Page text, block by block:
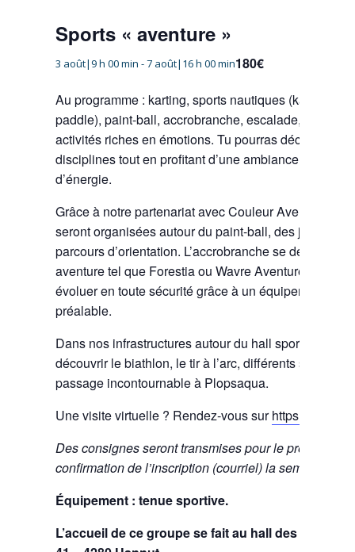
Sports « aventure »
3 août|9 h 00 min -7 août|16 h 00 min180€
Au programme : karting, sports nautiques (kayak,
paddle), paint-ball, accrobranche, escalade, VTT et
activités riches en émotions. Tu pourras découvrir
disciplines tout en profitant d’une ambiance
d’énergie.
Grâce à notre partenariat avec Couleur Aventure,
seront organisées autour du paint-ball, des jeux de
parcours d’orientation. L’accrobranche se déroulera
aventure tel que Forestia ou Wavre Aventures, où
évoluer en toute sécurité grâce à un équipement
préalable.
Dans nos infrastructures autour du hall sportif, tu
découvrir le biathlon, le tir à l’arc, différents sports
passage incontournable à Plopsaqua.
Une visite virtuelle ? Rendez-vous surhttps://
Des consignes seront transmises pour le premier
confirmation de l’inscription (courriel) la semaine qui
Équipement : tenue sportive.
L’accueil de ce groupe se fait au hall des Sports,